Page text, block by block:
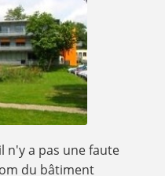
n'y a pas une faute
du bâtiment